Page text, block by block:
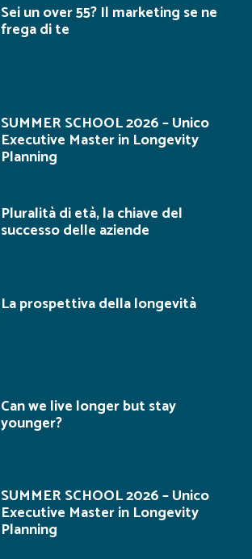
Sei un over 55? Il marketing se ne
frega di te
SUMMER SCHOOL 2026 – Unico
Executive Master in Longevity
Planning
Pluralità di età, la chiave del
successo delle aziende
La prospettiva della longevità
Can we live longer but stay
younger?
SUMMER SCHOOL 2026 – Unico
Executive Master in Longevity
Planning